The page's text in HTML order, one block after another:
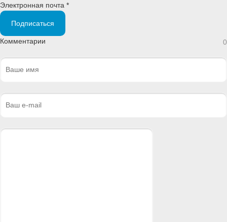
Электронная почта *
Подписаться
Комментарии 0